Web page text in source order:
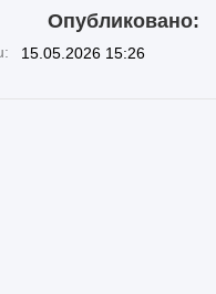
Опубликовано:
15.05.2026 15:26